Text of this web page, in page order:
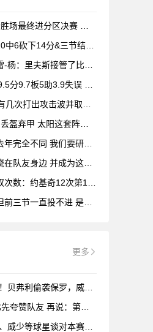
分区决赛 过去50年来第四队
分&三节结束砍下26分6板5助
夫斯接管了比赛 我爱这个
助3.9失误 三分命中率22.2%
击波并取得领先 但我们没慌
这套阵容已没有继续存在价值
我们要研究怎样进行阵容搭配
并成为这段旅程的一部分很棒
基奇12次第1 张伯伦9次第2
投不进 是队友一直在鼓励我
更多
利偷袭保罗，威少冲撞克莱
友 再说：第二名是头号输家
等球星谈对本赛季的展望